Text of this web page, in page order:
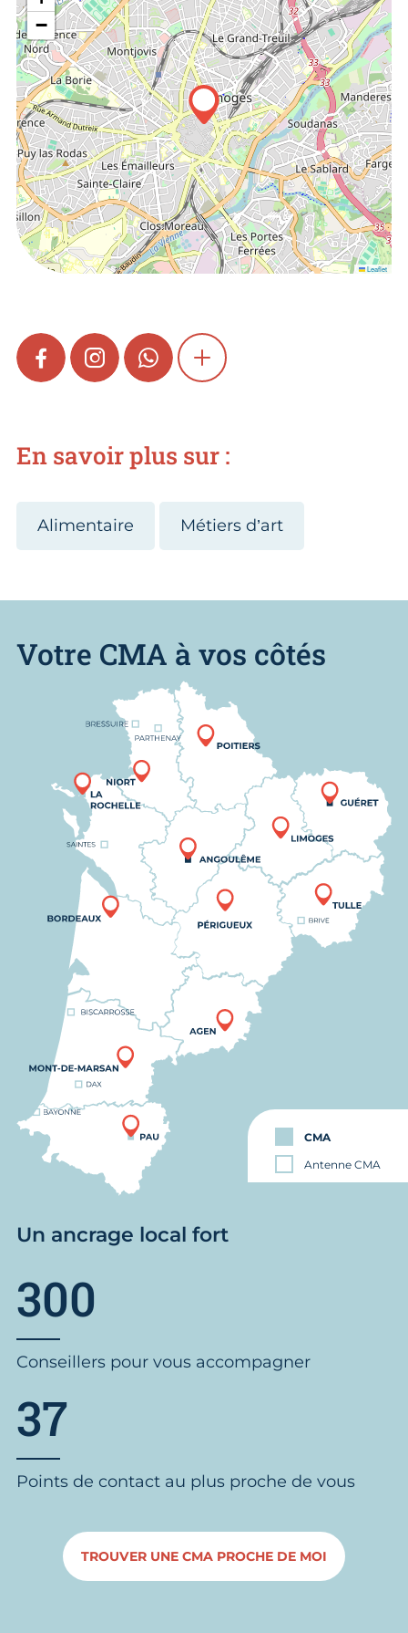
−
Leaflet
FACEBOOKINSTAGRAMWHATSAPPSHOW MORE
En savoir plus sur :
Alimentaire Métiers d’art
Votre CMA à vos côtés
CMA
Antenne CMA
Un ancrage local fort
300
Conseillers pour vous accompagner
37
Points de contact au plus proche de vous
TROUVER UNE CMA PROCHE DE MOI